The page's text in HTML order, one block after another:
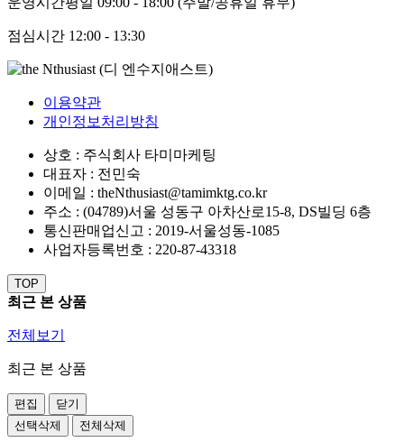
점심시간 12:00 - 13:30
이용약관
개인정보처리방침
상호 : 주식회사 타미마케팅
대표자 : 전민숙
이메일 : theNthusiast@tamimktg.co.kr
주소 : (04789)서울 성동구 아차산로15-8, DS빌딩 6층
통신판매업신고 : 2019-서울성동-1085
사업자등록번호 : 220-87-43318
TOP
최근 본 상품
전체보기
최근 본 상품
편집
닫기
선택삭제
전체삭제